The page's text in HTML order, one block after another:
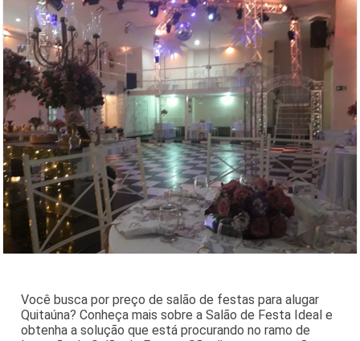
Você busca por preço de salão de festas para alugar
Quitaúna? Conheça mais sobre a Salão de Festa Ideal e
obtenha a solução que está procurando no ramo de